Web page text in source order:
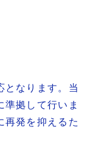
となります。当
準拠して行いま
再発を抑えるた